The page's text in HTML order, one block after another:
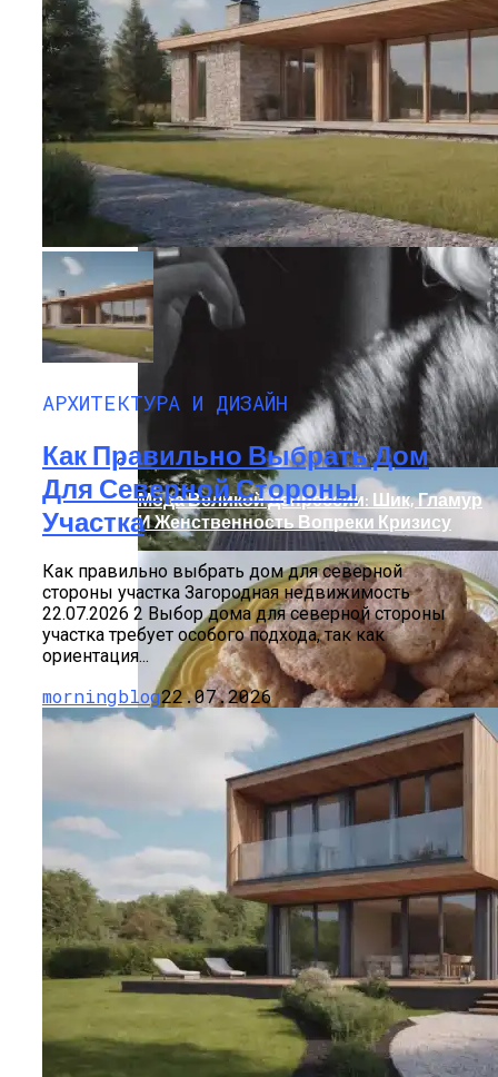
Дом С Минимальными Инженерными
Трассами Для Комфорта И Удобства
Дом С Оптимальным Распределением
Влажных Зон Для Комфорта
Мода 50-Х: Стиль, Тренды И Звезды
Эпохи
Мода Великой Депрессии: Шик, Гламур
И Женственность Вопреки Кризису
Секреты Домашней Выпечки:
Творожное Печенье С Яблоками Для
Идеального Чаепития
АРХИТЕКТУРА И ДИЗАЙН
Как Правильно Выбрать Дом
Для Северной Стороны
Участка
Как правильно выбрать дом для северной
стороны участка Загородная недвижимость
22.07.2026 2 Выбор дома для северной стороны
участка требует особого подхода, так как
ориентация...
morningblog22.07.2026